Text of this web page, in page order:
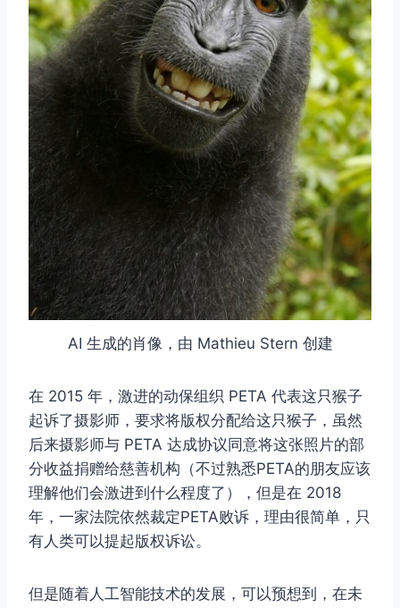
AI 生成的肖像，由 Mathieu Stern 创建
在 2015 年，激进的动保组织 PETA 代表这只猴子
起诉了摄影师，要求将版权分配给这只猴子，虽然
后来摄影师与 PETA 达成协议同意将这张照片的部
分收益捐赠给慈善机构（不过熟悉PETA的朋友应该
理解他们会激进到什么程度了），但是在 2018
年，一家法院依然裁定PETA败诉，理由很简单，只
有人类可以提起版权诉讼。
但是随着人工智能技术的发展，可以预想到，在未